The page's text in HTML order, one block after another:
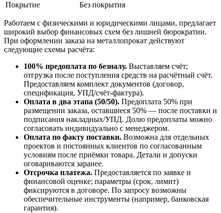
Покрытие
Без покрытия
Работаем с физическими и юридическими лицами, предлагает
широкий выбор финансовых схем без лишней бюрократии.
При оформлении заказа на металлопрокат действуют
следующие схемы расчёта:
100% предоплата по безналу. Выставляем счёт;
отгрузка после поступления средств на расчётный счёт.
Предоставляем комплект документов (договор,
спецификация, УПД/счёт-фактура).
Оплата в два этапа (50/50). Предоплата 50% при
размещении заказа, оставшиеся 50% — после поставки и
подписания накладных/УПД. Долю предоплаты можно
согласовать индивидуально с менеджером.
Оплата по факту поставки. Возможна для отдельных
проектов и постоянных клиентов по согласованным
условиям после приёмки товара. Детали и допуски
оговариваются заранее.
Отсрочка платежа. Предоставляется по заявке и
финансовой оценке; параметры (срок, лимит)
фиксируются в договоре. По запросу возможны
обеспечительные инструменты (например, банковская
гарантия).